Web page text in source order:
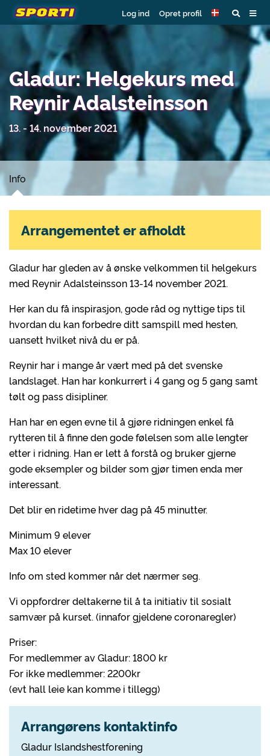
Log ind Opret profil
Gladur: Helgekurs med
Reynir Adalsteinsson
13. - 14. november 2021
Info
Gladur har gleden av å ønske velkommen til helgekurs
med Reynir Adalsteinsson 13-14 november 2021.
Her kan du få inspirasjon, gode råd og nyttige tips til
hvordan du kan forbedre ditt samspill med hesten,
uansett hvilket nivå du er på.
Reynir har i mange år vært med på det svenske
landslaget. Han har konkurrert i 4 gang og 5 gang samt
tølt og pass disipliner.
Han har en egen evne til å gjøre ridningen enkel få
rytteren til å finne den gode følelsen som alle lengter
etter i ridning. Han er lett å forstå og bruker gjerne
gode eksempler og bilder som gjør timen enda mer
interessant.
Det blir en ridetime hver dag på 45 minutter.
Minimum 9 elever
Max 10 elever
Info om sted kommer når det nærmer seg.
Vi oppfordrer deltakerne til å ta initiativ til sosialt
samvær på kurset. (innafor gjeldene coronaregler)
Priser:
For medlemmer av Gladur: 1800 kr
For ikke medlemmer: 2200kr
(evt hall leie kan komme i tillegg)
Arrangørens kontaktinfo
Gladur Islandshestforening
Arrangementet er afholdt